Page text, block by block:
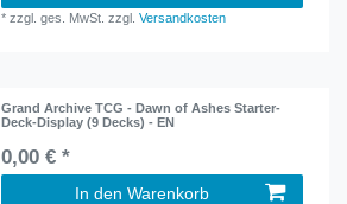
*zzgl. ges. MwSt. zzgl.Versandkosten
Grand Archive TCG - Dawn of Ashes Starter-
Deck-Display (9 Decks) - EN
0,00 € *
In den Warenkorb